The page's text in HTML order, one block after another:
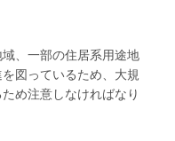
、一部の住居系用途地
図っているため、大規
め注意しなければなり